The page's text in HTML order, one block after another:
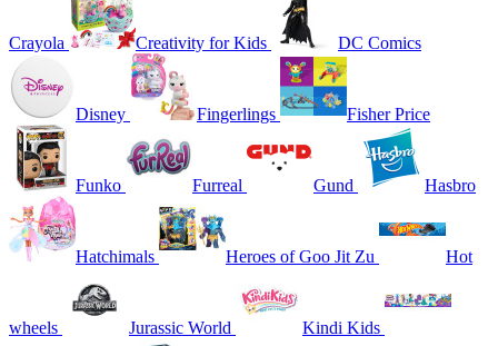
Crayola Creativity for Kids DC Comics
Disney Fingerlings Fisher Price
Funko Furreal Gund Hasbro
Hatchimals Heroes of Goo Jit Zu Hot
wheels Jurassic World Kindi Kids